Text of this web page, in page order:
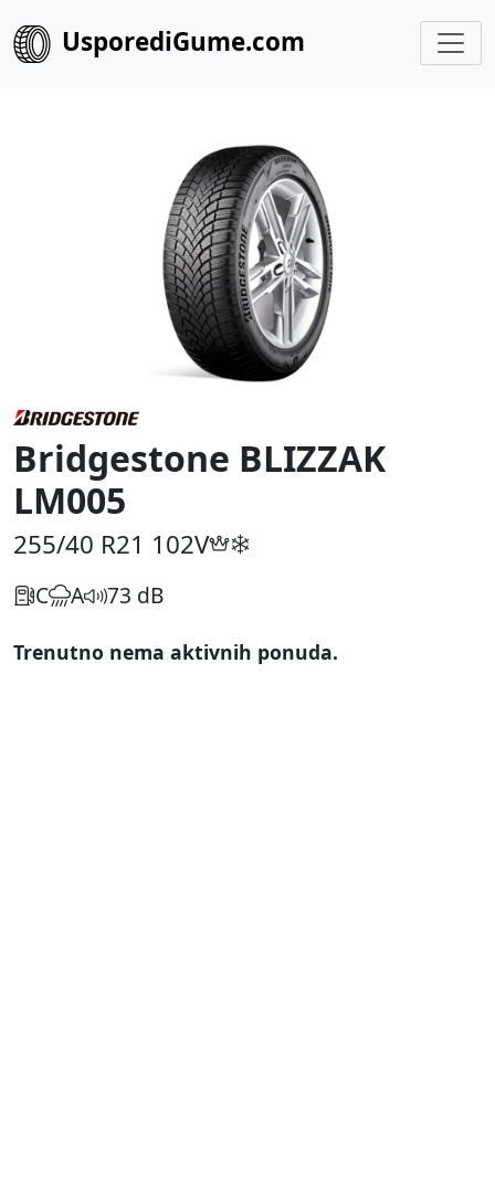
UsporediGume.com
Bridgestone BLIZZAK
LM005
255/40 R21 102V
C A 73 dB
Trenutno nema aktivnih ponuda.